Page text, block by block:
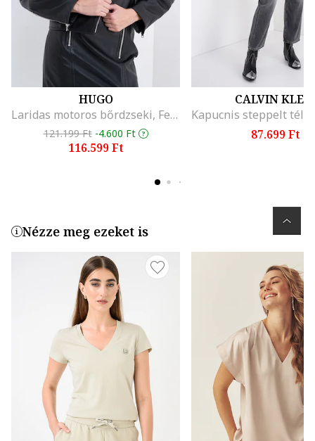
HUGO
Laridas motoros bőrdzseki, Fekete
121.199 Ft -4.600 Ft
116.599 Ft
CALVIN
87.699 Ft
Nézze meg ezeket is